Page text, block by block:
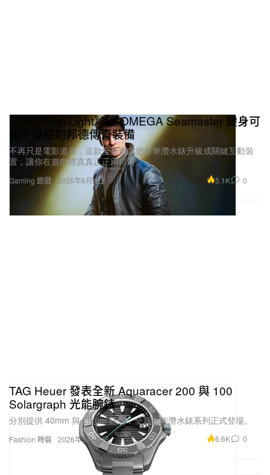
Gaming 遊戲
《007 First Light》讓 OMEGA Seamaster 變身可
親手操控的邦德傳奇裝備
不再只是電影道具，這款全新遊戲把奢華潛水錶升級成關鍵互動裝
置，讓你在遊戲裡真真正正用得著。
2026年6月4日 5.1K 0
Fashion 時裝
TAG Heuer 發表全新 Aquaracer 200 與 100
Solargraph 光能腕錶
分別提供 40mm 與 28mm 錶徑，全新光能潛水錶系列正式登場。
2026年5月26日 6.6K 0